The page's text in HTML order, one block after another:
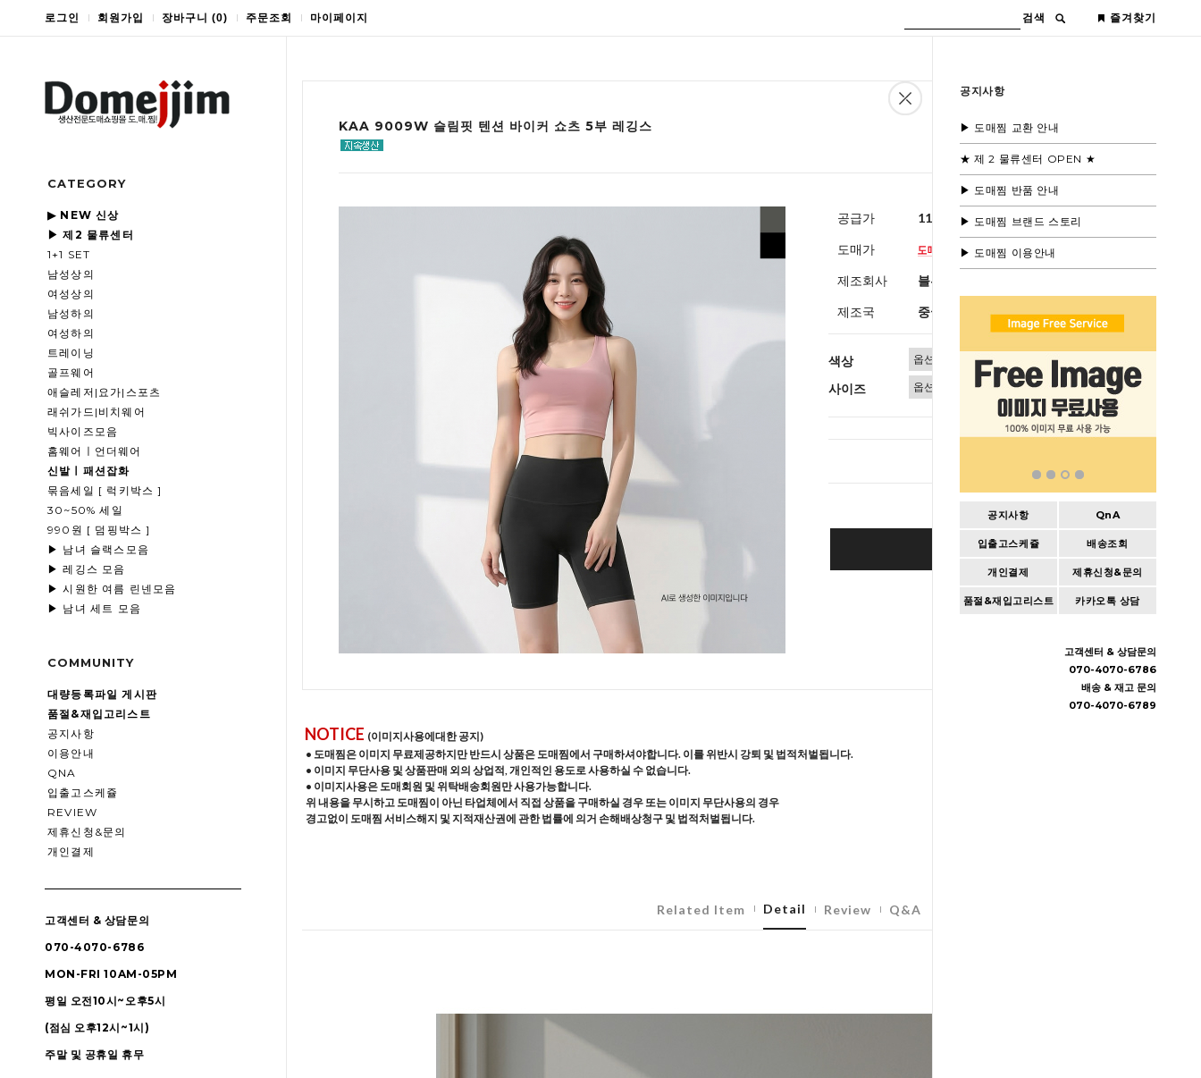
로그인 회원가입 장바구니 (0) 주문조회 마이페이지 검색 즐겨찾기
CATEGORY
▶ NEW 신상
▶ 제2 물류센터
1+1 SET
남성상의
여성상의
남성하의
여성하의
트레이닝
골프웨어
애슬레저|요가|스포츠
래쉬가드|비치웨어
빅사이즈모음
홈웨어ㅣ언더웨어
신발ㅣ패션잡화
묶음세일 [ 럭키박스 ]
30~50% 세일
990원 [ 덤핑박스 ]
▶ 남녀 슬랙스모음
▶ 레깅스 모음
▶ 시원한 여름 린넨모음
▶ 남녀 세트 모음
COMMUNITY
대량등록파일 게시판
품절&재입고리스트
공지사항
이용안내
QNA
입출고스케쥴
REVIEW
제휴신청&문의
개인결제
고객센터 & 상담문의
070-4070-6786
MON-FRI 10AM-05PM
평일 오전10시~오후5시
(점심 오후12시~1시)
주말 및 공휴일 휴무
공지사항
▶ 도매찜 교환 안내
★ 제 2 물류센터 OPEN ★
▶ 도매찜 반품 안내
▶ 도매찜 브랜드 스토리
▶ 도매찜 이용안내
공지사항 QnA
입출고스케쥴 배송조회
개인결제 제휴신청&문의
품절&재입고리스트 카카오톡 상담
고객센터 & 상담문의
070-4070-6786
배송 & 재고 문의
070-4070-6789
KAA 9009W 슬림핏 텐션 바이커 쇼츠 5부 레깅스
공급가 11,600원(부가세별도)
도매가
제조회사 블루모드수입
제조국 중국
색상
사이즈
BUY IT NOW
Cart Wishlist
NOTICE (이미지사용에대한 공지)
• 도매찜은 이미지 무료제공하지만 반드시 상품은 도매찜에서 구매하셔야합니다. 이를 위반시 강퇴 및 법적처벌됩니다.
• 이미지 무단사용 및 상품판매 외의 상업적, 개인적인 용도로 사용하실 수 없습니다.
• 이미지사용은 도매회원 및 위탁배송회원만 사용가능합니다.
위 내용을 무시하고 도매찜이 아닌 타업체에서 직접 상품을 구매하실 경우 또는 이미지 무단사용의 경우
경고없이 도매찜 서비스해지 및 지적재산권에 관한 법률에 의거 손해배상청구 및 법적처벌됩니다.
Related Item Detail Review Q&A